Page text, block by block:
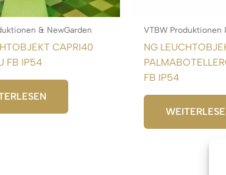
& NewGarden
CAPRI40
FB IP54
VTBW Produktionen
NG
FB IP54